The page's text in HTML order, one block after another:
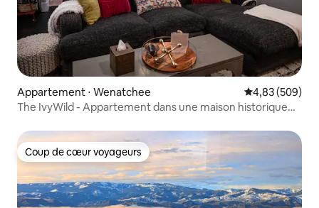
Appartement ⋅ Wenatchee Évaluation
4,83 (509)
The IvyWild - Appartement dans une maison historique
Coup de cœur voyageurs
Coup de cœur voyageurs